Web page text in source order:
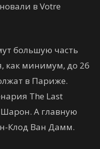
в Votre
большую часть
как минимум, до 26
в Париже.
The Last
А главную
Клод Ван Дамм.